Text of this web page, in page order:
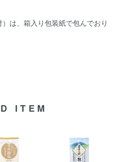
は、箱入り包装紙で包んでおり
ITEM